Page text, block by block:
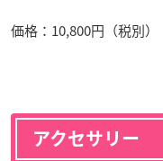
価格：10,800円（税別）
アクセサリー